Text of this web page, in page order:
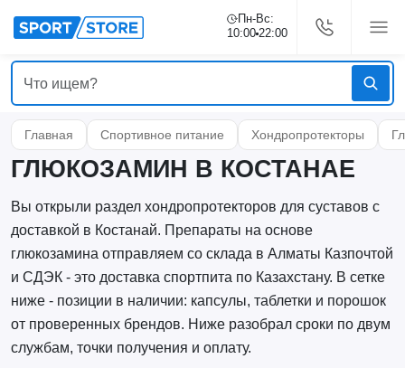
Пн-Вс:
10:00 22:00
Главная Спортивное питание Хондропротекторы
ГЛЮКОЗАМИН В КОСТАНАЕ
Вы открыли раздел хондропротекторов для суставов с
доставкой в Костанай. Препараты на основе
глюкозамина отправляем со склада в Алматы Казпочтой
и СДЭК - это доставка спортпита по Казахстану. В сетке
ниже - позиции в наличии: капсулы, таблетки и порошок
от проверенных брендов. Ниже разобрал сроки по двум
службам, точки получения и оплату.